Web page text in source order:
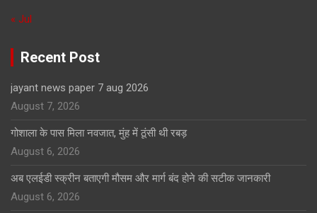
« Jul
Recent Post
jayant news paper 7 aug 2026
August 7, 2026
गोशाला के पास मिला नवजात, मुंह में ठूंसी थी रबड़
August 6, 2026
अब एलईडी स्क्रीन बताएगी मौसम और मार्ग बंद होने की सटीक जानकारी
August 6, 2026